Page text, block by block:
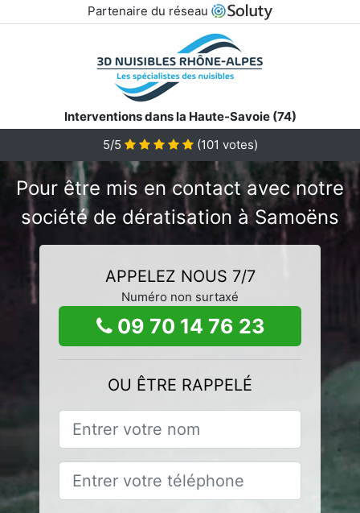
Partenaire du réseau
Interventions dans la Haute-Savoie (74)
5/5
(101 votes)
Pour être mis en contact avec notre
société de dératisation à Samoëns
APPELEZ NOUS 7/7
Numéro non surtaxé
09 70 14 76 23
OU ÊTRE RAPPELÉ